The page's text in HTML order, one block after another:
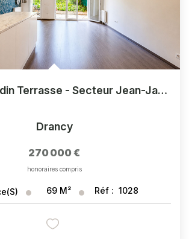
T3 Avec Jardin Terrasse - Secteur Jean-Jaurès
Drancy
270 000 €
honoraires compris
69 M² Réf : 1028